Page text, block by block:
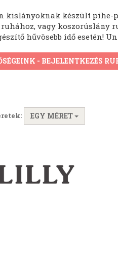
kislányoknak készült pihe-
ruhához, vagy koszorúslány
hűvösebb idő esetén!
- BEJELENTKEZÉS
EGY MÉRET